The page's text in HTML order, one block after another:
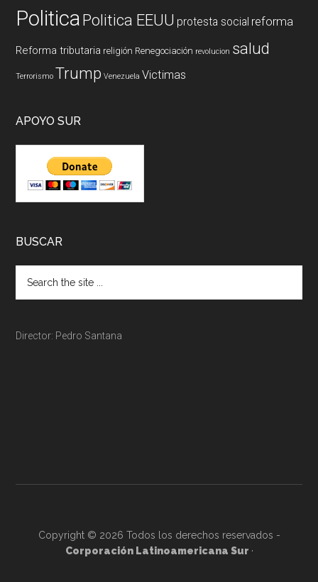
PoliticaPolitica EEUU protesta social reforma
Reforma tributaria religión Renegociación revolucion salud
Terrorismo Trump Venezuela Victimas
APOYO SUR
BUSCAR
Director: Pedro Santana
Copyright © 2026 Todos los derechos reservados -
Corporación Latinoamericana Sur ·